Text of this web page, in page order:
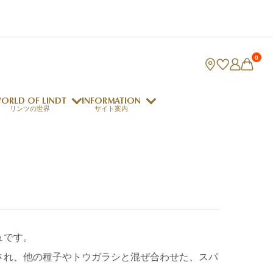
0
ラリネClub
OF LINDT
リンツの世界
INFORMATION
サイト案内
す。
、他の種子やトウガラシと混ぜ合わせた、スパ